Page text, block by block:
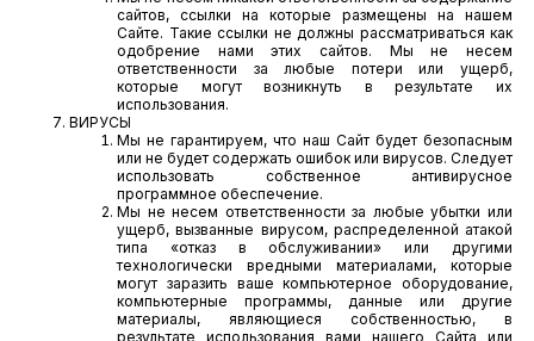
сайтов, ссылки на которые размещены на нашем
Сайте. Такие ссылки не должны рассматриваться как
одобрение нами этих сайтов. Мы не несем
ответственности за любые потери или ущерб,
которые могут возникнуть в результате их
использования.
ВИРУСЫ
Мы не гарантируем, что наш Сайт будет безопасным
или не будет содержать ошибок или вирусов. Следует
использовать собственное антивирусное
программное обеспечение.
Мы не несем ответственности за любые убытки или
ущерб, вызванные вирусом, распределенной атакой
типа «отказ в обслуживании» или другими
технологически вредными материалами, которые
могут заразить ваше компьютерное оборудование,
компьютерные программы, данные или другие
материалы, являющиеся собственностью, в
результате использования вами нашего Сайта или